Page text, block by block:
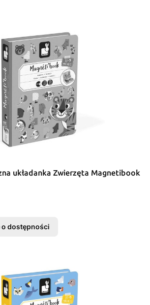
układanka Zwierzęta Magnetibook
o dostępności